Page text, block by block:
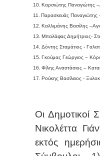
10. Καρσιώτης Παναγιώτης
11.
Παρασκευάς Παναγιώτης
12. Καλλιμάνης Βασίλης
13. Μπαλάφας Δημήτριος-
14. Δόντης Σταμάτιος -
15. Γκούμας Γεώργιος –
16. Φίλης Αναστάσιος –
17. Ρούκης Βασίλειος -
Οι Δημοτικοί
Νικολέττα
εκτός